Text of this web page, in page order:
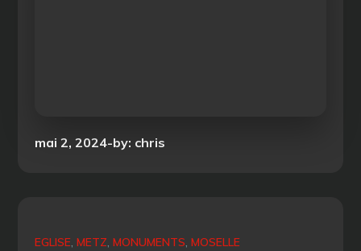
Posted
mai 2, 2024 by: chris
EGLISE METZ MONUMENTS MOSELLE